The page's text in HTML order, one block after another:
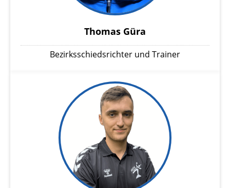
Thomas Güra
Bezirksschiedsrichter und Trainer